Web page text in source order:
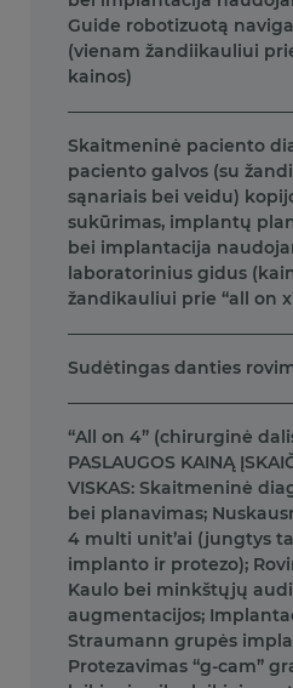
Guide robotizuotą
(vienam žandiikauliui
kainos)
Skaitmeninė paciento
paciento galvos (su
sąnariais bei veidu)
sukūrimas, implantų
bei implantacija
laboratorinius gidus
žandikauliui prie “all on
Sudėtingas danties
“All on 4” (chirurginė
PASLAUGOS KAINĄ
VISKAS: Skaitmeninė
bei planavimas;
4 multi unit’ai (jungtys
implanto ir protezo);
Kaulo bei minkštųjų
augmentacijos;
Straumann grupės
Protezavimas “g-cam”